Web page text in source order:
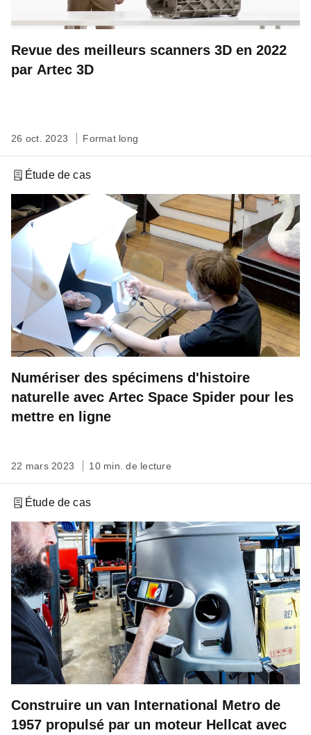
Revue des meilleurs scanners 3D en 2022
par Artec 3D
26 oct. 2023 Format long
Étude de cas
Numériser des spécimens d'histoire
naturelle avec Artec Space Spider pour les
mettre en ligne
22 mars 2023 10 min. de lecture
Étude de cas
Construire un van International Metro de
1957 propulsé par un moteur Hellcat avec